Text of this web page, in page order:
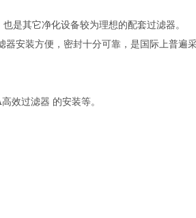
其它净化设备较为理想的配套过滤器。
安装方便，密封十分可靠，是国际上普遍
效过滤器 的安装等。